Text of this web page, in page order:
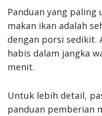
Panduan yang
makan ikan adalah
dengan porsi sedikit.
habis dalam jangka
menit.
Untuk lebih detail,
panduan pemberian